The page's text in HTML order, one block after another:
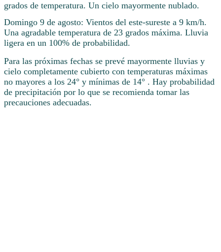
grados de temperatura. Un cielo mayormente nublado.
Domingo 9 de agosto: Vientos del este-sureste a 9 km/h.
Una agradable temperatura de 23 grados máxima. Lluvia
ligera en un 100% de probabilidad.
Para las próximas fechas se prevé mayormente lluvias y
cielo completamente cubierto con temperaturas máximas
no mayores a los 24° y mínimas de 14° . Hay probabilidad
de precipitación por lo que se recomienda tomar las
precauciones adecuadas.